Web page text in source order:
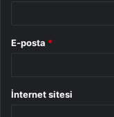
E-posta *
İnternet sitesi